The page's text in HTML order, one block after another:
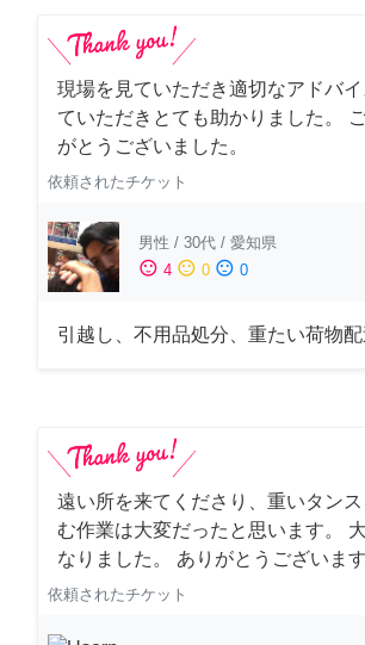
現場を見ていただき適切なアドバ
ていただきとても助かりました。
がとうございました。
依頼されたチケット
男性 / 30代 / 愛知県
sentiment_satisfied 4 sentiment_neutral 0 sentiment_dissatisfied 0
引越し、不用品処分、重たい荷物配
遠い所を来てくださり、重いタン
む作業は大変だったと思います。
なりました。 ありがとうございます
依頼されたチケット